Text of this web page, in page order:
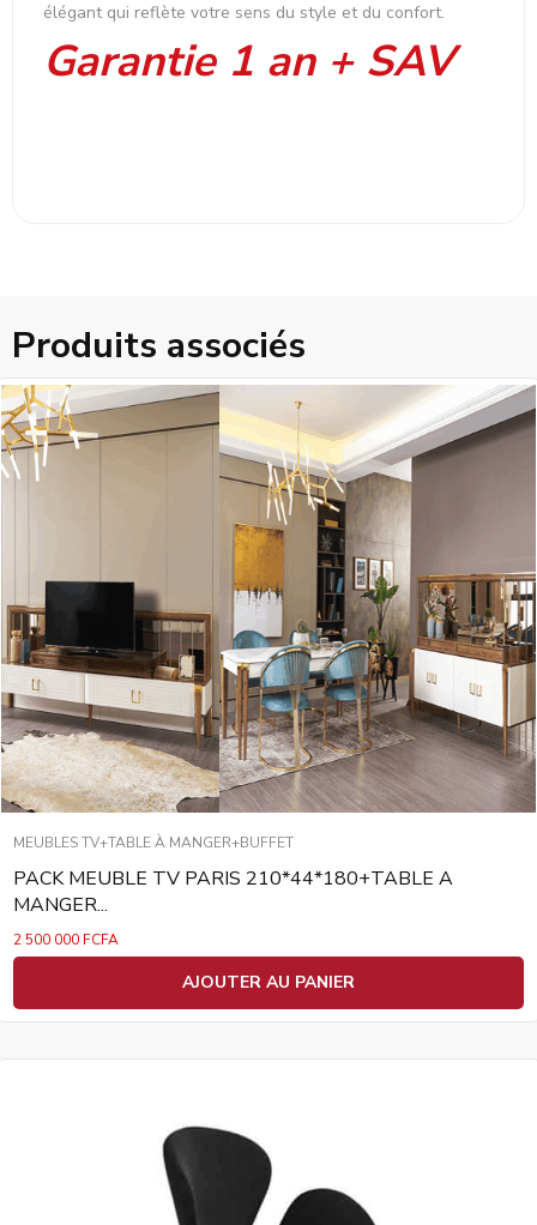
élégant qui reflète votre sens du style et du confort.
Garantie 1 an + SAV
Produits associés
MEUBLES TV+TABLE À MANGER+BUFFET
PACK MEUBLE TV PARIS 210*44*180+TABLE A
MANGER...
2 500 000 FCFA
AJOUTER AU PANIER